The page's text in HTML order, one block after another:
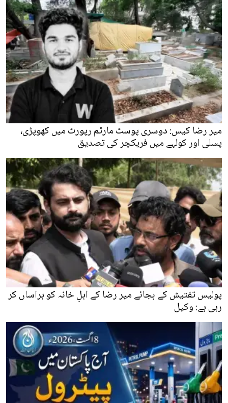
میر رضا کیس: دوسری پوسٹ مارٹم رپورٹ میں کھوپڑی،
پسلی اور کولہے میں فریکچر کی تصدیق
پولیس تفتیش کے بجائے میر رضا کے اہلِ خانہ کو ہراساں کر
رہی ہے: وکیل